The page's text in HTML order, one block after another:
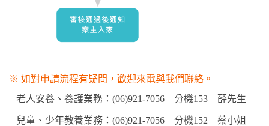
※ 如對申請流程有疑問，歡迎來電與我們聯絡。
老人安養、養護業務：(06)921-7056 分機153 薛先生
兒童、少年教養業務：(06)921-7056 分機152 蔡小姐